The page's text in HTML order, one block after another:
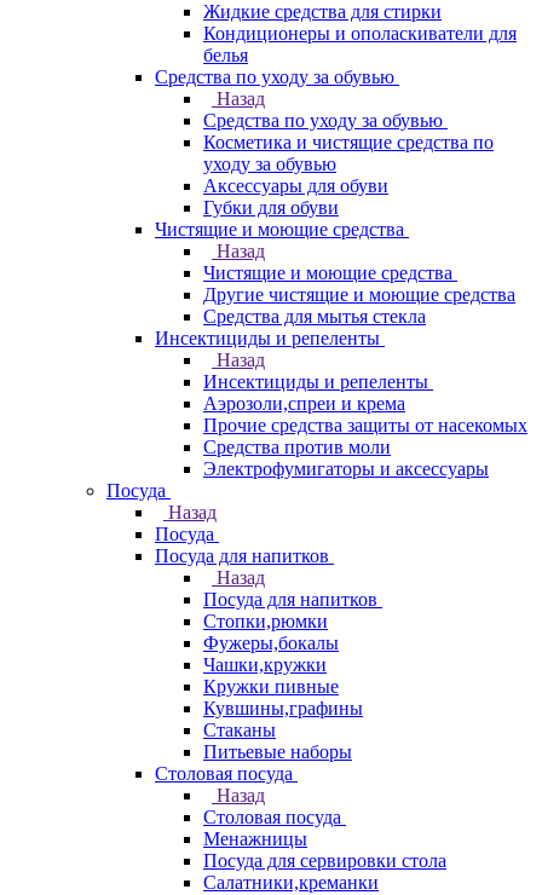
Жидкие средства для стирки
Кондиционеры и ополаскиватели для
белья
Средства по уходу за обувью
Назад
Средства по уходу за обувью
Косметика и чистящие средства по
уходу за обувью
Аксессуары для обуви
Губки для обуви
Чистящие и моющие средства
Назад
Чистящие и моющие средства
Другие чистящие и моющие средства
Средства для мытья стекла
Инсектициды и репеленты
Назад
Инсектициды и репеленты
Аэрозоли,спреи и крема
Прочие средства защиты от насекомых
Средства против моли
Электрофумигаторы и аксессуары
Посуда
Назад
Посуда
Посуда для напитков
Назад
Посуда для напитков
Стопки,рюмки
Фужеры,бокалы
Чашки,кружки
Кружки пивные
Кувшины,графины
Стаканы
Питьевые наборы
Столовая посуда
Назад
Столовая посуда
Менажницы
Посуда для сервировки стола
Салатники,креманки